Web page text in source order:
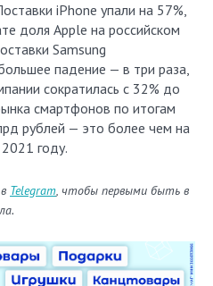
iPhone упали на 57%,
доля Apple на российском
Samsung
падение — в три раза,
сократилась с 32% до
смартфонов по итогам
рублей — это более чем на
году.
Telegram, чтобы первыми быть в